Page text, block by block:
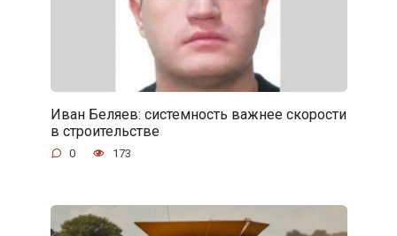
Иван Беляев: системность важнее скорости
в строительстве
0 173